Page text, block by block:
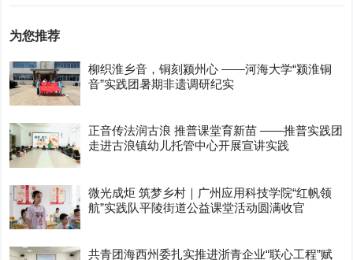
为您推荐
柳织淮乡音，铜刻颍州心 ——河海大学“颍淮铜
音”实践团暑期非遗调研纪实
正音传法润古浪 推普课堂育新苗 ——推普实践团
走进古浪镇幼儿托管中心开展宣讲实践
微光成炬 筑梦乡村｜广州应用科技学院“红帆领
航”实践队平陵街道公益课堂活动圆满收官
共青团海西州委扎实推进浙青企业“联心工程”赋